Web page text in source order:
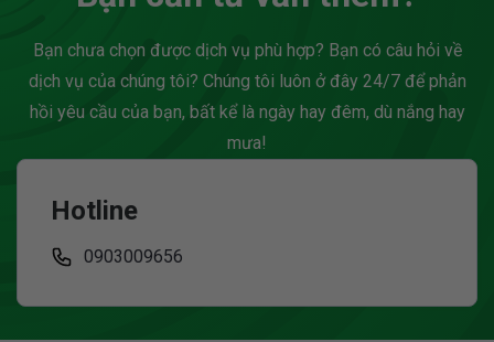
Bạn chưa chọn được dịch vụ phù hợp? Bạn có câu hỏi về
dịch vụ của chúng tôi? Chúng tôi luôn ở đây 24/7 để phản
hồi yêu cầu của bạn, bất kể là ngày hay đêm, dù nắng hay
mưa!
Hotline
0903009656